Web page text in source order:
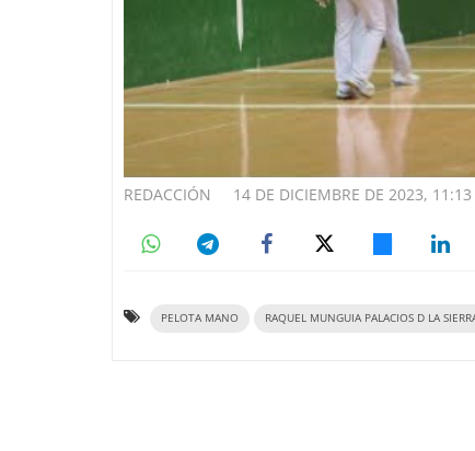
14 DE DICIEMBRE DE 2023, 11:13
REDACCIÓN
PELOTA MANO RAQUEL MUNGUIA PALACIOS D LA